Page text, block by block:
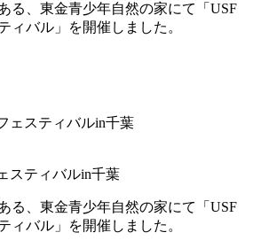
る、東金青少年自然の家にて「USF
ィバル」を開催しました。
スティバルin千葉
る、東金青少年自然の家にて「USF
ィバル」を開催しました。